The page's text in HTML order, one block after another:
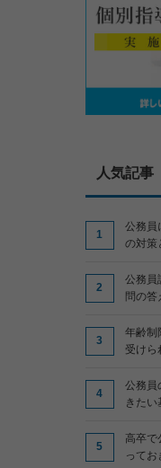
人気記事
公務員
の対策
公務員
問の
年齢制
受けら
公務員
きたい
高卒で
ってお